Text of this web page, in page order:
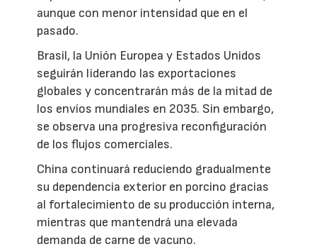
aunque con menor intensidad que en el
pasado.
Brasil, la Unión Europea y Estados Unidos
seguirán liderando las exportaciones
globales y concentrarán más de la mitad de
los envíos mundiales en 2035. Sin embargo,
se observa una progresiva reconfiguración
de los flujos comerciales.
China continuará reduciendo gradualmente
su dependencia exterior en porcino gracias
al fortalecimiento de su producción interna,
mientras que mantendrá una elevada
demanda de carne de vacuno.